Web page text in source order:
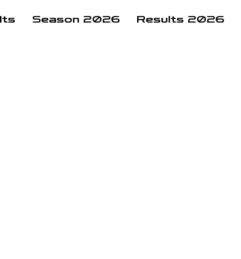
Season 2026 Results 2026